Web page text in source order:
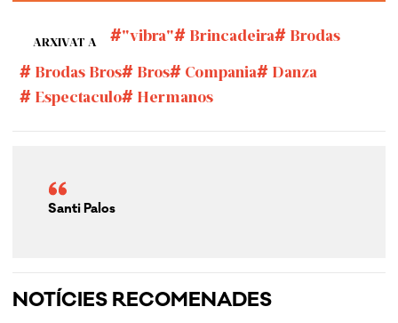
ARXIVAT A "vibra" Brincadeira
Brodas
Brodas Bros
Bros Compania
Danza
Espectaculo
Hermanos
Santi Palos
NOTÍCIES RECOMENADES